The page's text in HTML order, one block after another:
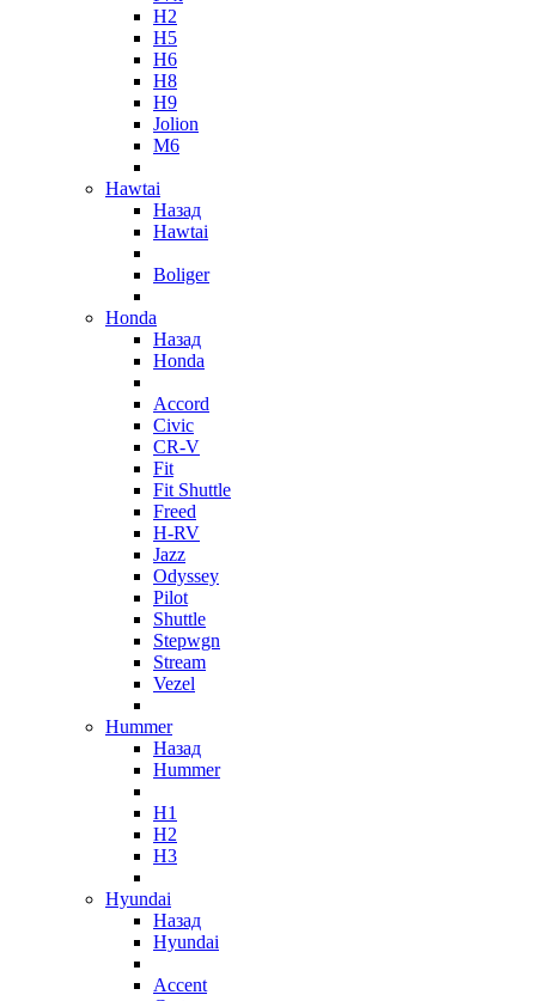
H2
H5
H6
H8
H9
Jolion
M6
Hawtai
Назад
Hawtai
Boliger
Honda
Назад
Honda
Accord
Civic
CR-V
Fit
Fit Shuttle
Freed
H-RV
Jazz
Odyssey
Pilot
Shuttle
Stepwgn
Stream
Vezel
Hummer
Назад
Hummer
H1
H2
H3
Hyundai
Назад
Hyundai
Accent